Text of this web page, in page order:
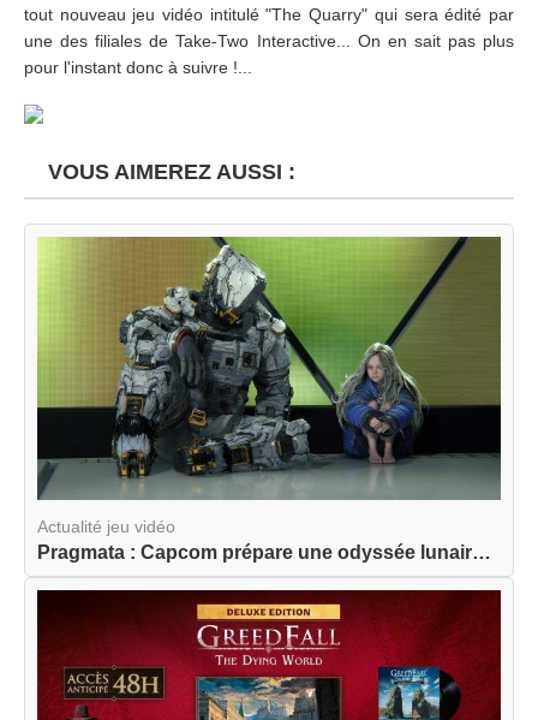
tout nouveau jeu vidéo intitulé "The Quarry" qui sera édité par
une des filiales de Take-Two Interactive... On en sait pas plus
pour l'instant donc à suivre !...
VOUS AIMEREZ AUSSI :
Actualité jeu vidéo
Pragmata : Capcom prépare une odyssée lunaire am...